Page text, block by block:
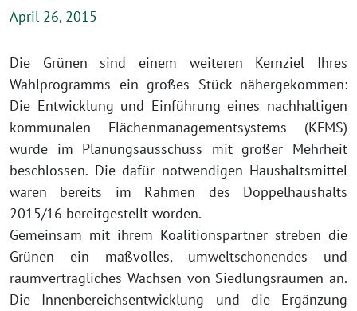
April 26, 2015
Die Grünen sind einem weiteren Kernziel Ihres
Wahlprogramms ein großes Stück nähergekommen:
Die Entwicklung und Einführung eines nachhaltigen
kommunalen Flächenmanagementsystems (KFMS)
wurde im Planungsausschuss mit großer Mehrheit
beschlossen. Die dafür notwendigen Haushaltsmittel
waren bereits im Rahmen des Doppelhaushalts
2015/16 bereitgestellt worden.
Gemeinsam mit ihrem Koalitionspartner streben die
Grünen ein maßvolles, umweltschonendes und
raumverträgliches Wachsen von Siedlungsräumen an.
Die Innenbereichsentwicklung und die Ergänzung